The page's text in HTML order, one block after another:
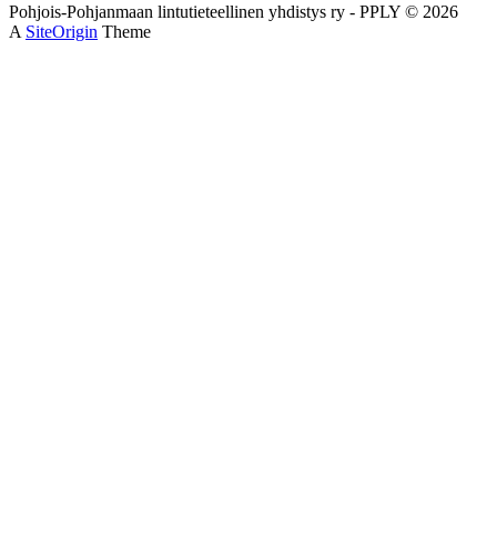
Pohjois-Pohjanmaan lintutieteellinen yhdistys ry - PPLY © 2026
A SiteOrigin Theme